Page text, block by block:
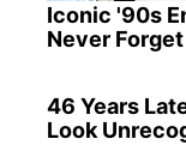
Iconic '90s
Never Forget
46 Years
Look